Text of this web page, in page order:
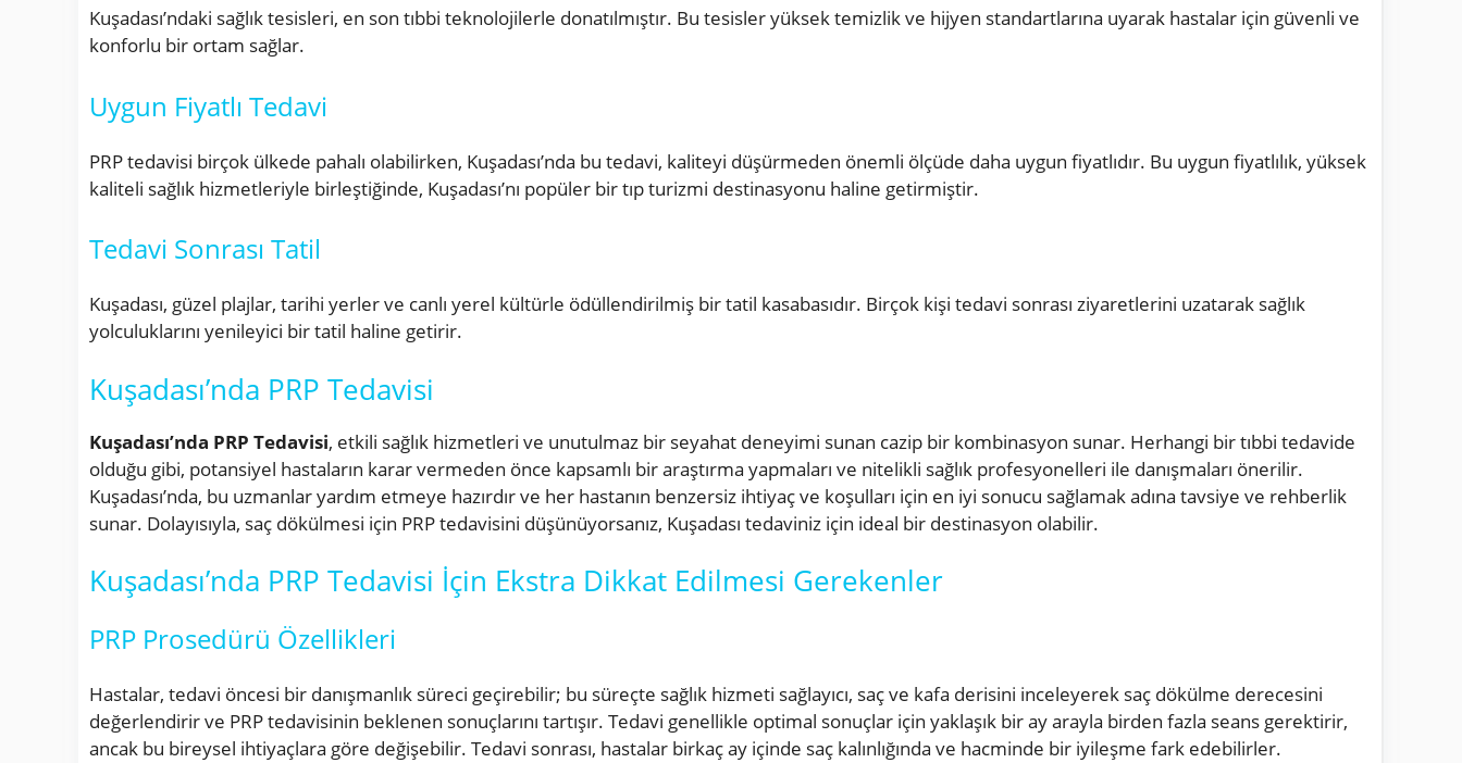
Kuşadası’ndaki sağlık tesisleri, en son tıbbi teknolojilerle donatılmıştır. Bu tesisler yüksek temizlik ve hijyen standartlarına uyarak hastalar için güvenli ve
konforlu bir ortam sağlar.
Uygun Fiyatlı Tedavi
PRP tedavisi birçok ülkede pahalı olabilirken, Kuşadası’nda bu tedavi, kaliteyi düşürmeden önemli ölçüde daha uygun fiyatlıdır. Bu uygun fiyatlılık, yüksek
kaliteli sağlık hizmetleriyle birleştiğinde, Kuşadası’nı popüler bir tıp turizmi destinasyonu haline getirmiştir.
Tedavi Sonrası Tatil
Kuşadası, güzel plajlar, tarihi yerler ve canlı yerel kültürle ödüllendirilmiş bir tatil kasabasıdır. Birçok kişi tedavi sonrası ziyaretlerini uzatarak sağlık
yolculuklarını yenileyici bir tatil haline getirir.
Kuşadası’nda PRP Tedavisi
Kuşadası’nda PRP Tedavisi, etkili sağlık hizmetleri ve unutulmaz bir seyahat deneyimi sunan cazip bir kombinasyon sunar. Herhangi bir tıbbi tedavide
olduğu gibi, potansiyel hastaların karar vermeden önce kapsamlı bir araştırma yapmaları ve nitelikli sağlık profesyonelleri ile danışmaları önerilir.
Kuşadası’nda, bu uzmanlar yardım etmeye hazırdır ve her hastanın benzersiz ihtiyaç ve koşulları için en iyi sonucu sağlamak adına tavsiye ve rehberlik
sunar. Dolayısıyla, saç dökülmesi için PRP tedavisini düşünüyorsanız, Kuşadası tedaviniz için ideal bir destinasyon olabilir.
Kuşadası’nda PRP Tedavisi İçin Ekstra Dikkat Edilmesi Gerekenler
PRP Prosedürü Özellikleri
Hastalar, tedavi öncesi bir danışmanlık süreci geçirebilir; bu süreçte sağlık hizmeti sağlayıcı, saç ve kafa derisini inceleyerek saç dökülme derecesini
değerlendirir ve PRP tedavisinin beklenen sonuçlarını tartışır. Tedavi genellikle optimal sonuçlar için yaklaşık bir ay arayla birden fazla seans gerektirir,
ancak bu bireysel ihtiyaçlara göre değişebilir. Tedavi sonrası, hastalar birkaç ay içinde saç kalınlığında ve hacminde bir iyileşme fark edebilirler.